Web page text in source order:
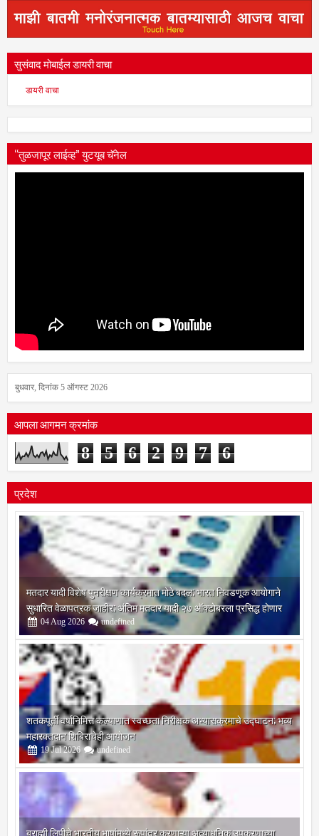
सुसंवाद मोबाईल डायरी वाचा
“तुळजापूर लाईव्ह” युटयूब चॅनेल
बुधवार, दिनांक 5 ऑगस्ट 2026
आपला आगमन क्रमांक
8 5 6 2 9 7 6
प्रदेश
मतदार यादी विशेष पुनरीक्षण कार्यक्रमात मोठे बदल; भारत निवडणूक आयोगाने
सुधारित वेळापत्रक जाहीर; अंतिम मतदार यादी २७ ऑक्टोबरला प्रसिद्ध होणार
04Aug 2026 undefined
शतकपूर्ती वर्षानिमित्त कल्याणात स्वच्छता निरीक्षक अभ्यासक्रमाचे उद्घाटन; भव्य
महारक्तदान शिबिराचेही आयोजन
19 Jul 2026 undefined